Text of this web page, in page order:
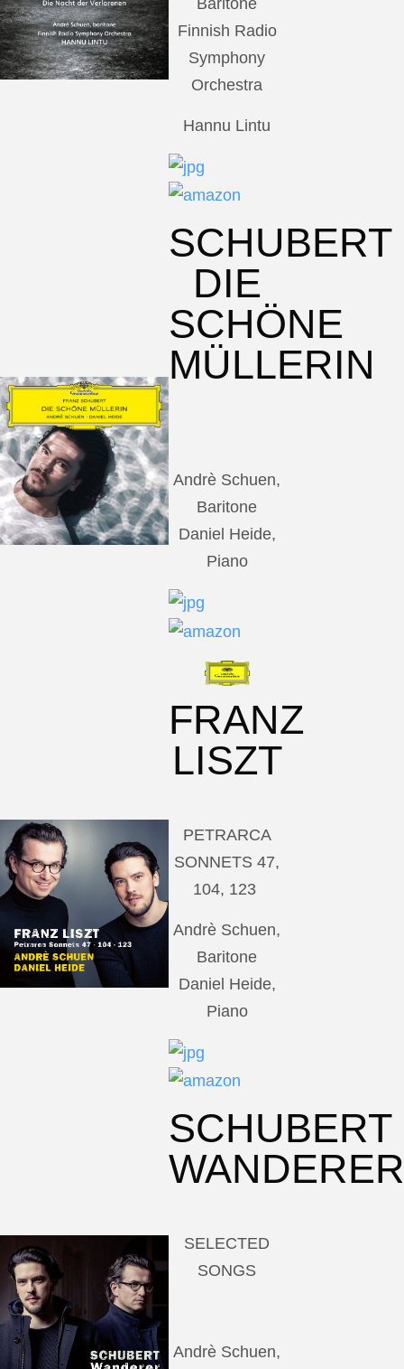
Finnish Radio
Symphony
Orchestra
Hannu Lintu
SCHUBERT
DIE
SCHÖNE
MÜLLERIN
Andrè Schuen,
Baritone
Daniel Heide,
Piano
FRANZ
LISZT
PETRARCA
SONNETS 47,
104, 123
Andrè Schuen,
Baritone
Daniel Heide,
Piano
SCHUBERT
WANDERER
SELECTED
SONGS
Andrè Schuen,